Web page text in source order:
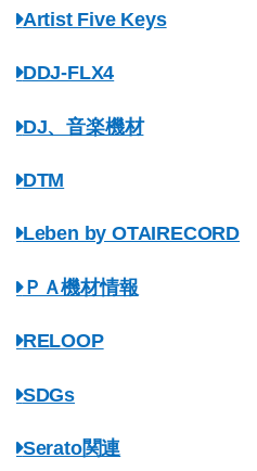
Artist Five Keys
DDJ-FLX4
DJ、音楽機材
DTM
Leben by OTAIRECORD
ＰＡ機材情報
RELOOP
SDGs
Serato関連